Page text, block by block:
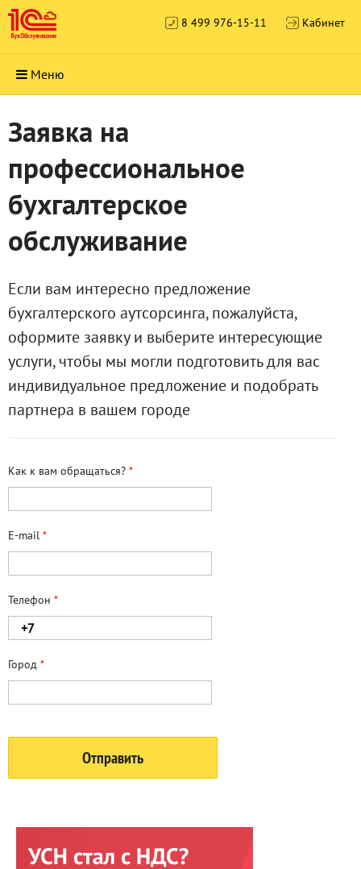
8 499 976-15-11 Кабинет
Меню
Заявка на
профессиональное
бухгалтерское
обслуживание
Если вам интересно предложение
бухгалтерского аутсорсинга, пожалуйста,
оформите заявку и выберите интересующие
услуги, чтобы мы могли подготовить для вас
индивидуальное предложение и подобрать
партнера в вашем городе
Как к вам обращаться? *
E-mail *
Телефон *
Город *